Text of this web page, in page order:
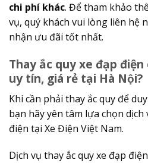
chi phí khác. Để tham khảo
vụ, quý khách vui lòng liên hệ
nhận ưu đãi tốt nhất.
Thay ắc quy xe đạp
uy tín, giá rẻ tại Hà Nội?
Khi cần phải thay ắc quy để
bạn hãy yên tâm lựa chọn dịch
điện tại Xe Điện Việt Nam.
Dịch vụ thay ắc quy xe đạp